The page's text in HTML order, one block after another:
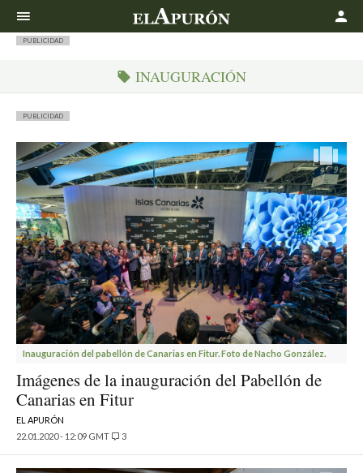
PUBLICIDAD
INAUGURACIÓN
PUBLICIDAD
Inauguración del pabellón de Canarias en Fitur. Foto de Nacho González.
Imágenes de la inauguración del Pabellón de
Canarias en Fitur
EL APURÓN
22.01.2020 - 12:09 GMT
3